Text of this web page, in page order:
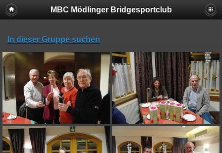
MBC Mödlinger Bridgesportclub
In dieser Gruppe suchen